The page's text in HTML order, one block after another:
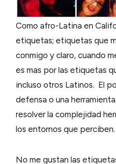
Como afro-Latina en
etiquetas; etiquetas que
conmigo y claro, cuando
es mas por las etiquetas
incluso otros Latinos. El
defensa o una
resolver la complejidad
los entornos que perciben.
No me gustan las